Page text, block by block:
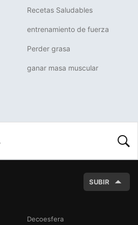
Recetas Saludables
entrenamiento de fuerza
Perder grasa
ganar masa muscular
SUBIR
Decoesfera